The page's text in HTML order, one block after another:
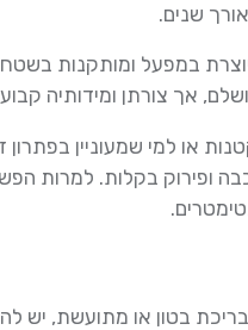
שנים.
במפעל ומותקנות בשטח
אך צורתן ומידותיה
או למי שמעוניין בפתרון
ופירוק בקלות. למרות
בטון או מתועשת, יש